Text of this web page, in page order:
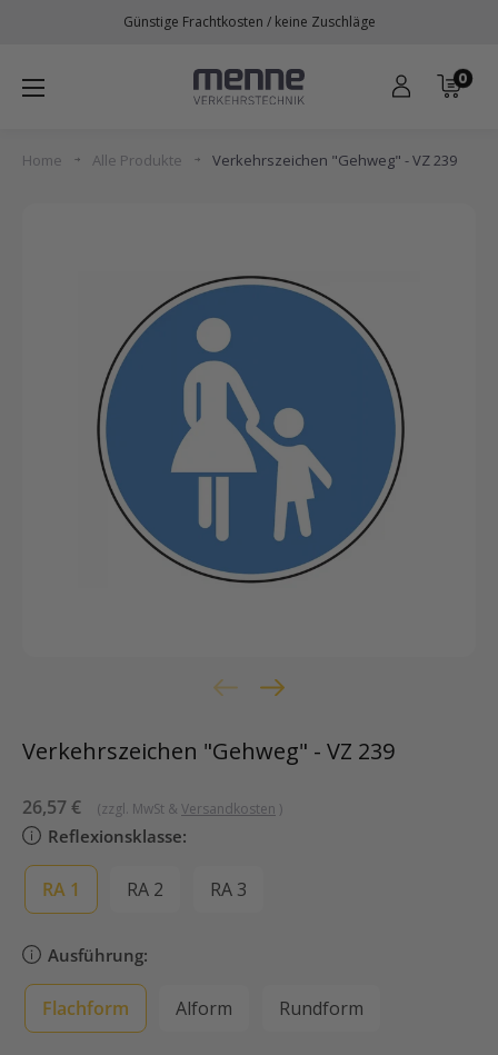
Inhalt
Günstige Frachtkosten / keine Zuschläge
Menne
0
Home Alle Produkte Verkehrszeichen "Gehweg" - VZ 239
Verkehrszeichen "Gehweg" - VZ 239
Sonderpreis
26,57 € (zzgl. MwSt & Versandkosten )
Reflexionsklasse:
RA 1 RA 2 RA 3
Ausführung:
Flachform Alform Rundform